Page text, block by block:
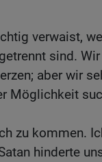
verwaist,
sind.
aber wir
Möglichkeit
zu kommen.
hinderte